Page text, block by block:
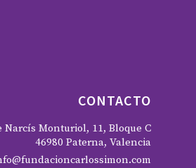
CONTACTO
Narcís Monturiol, 11, Bloque C
46980 Paterna, Valencia